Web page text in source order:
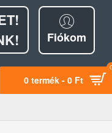
Fiókom
0 termék - 0 Ft